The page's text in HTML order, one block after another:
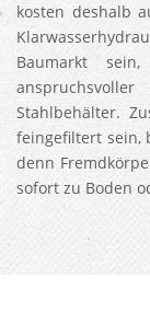
kosten deshalb
Baumarkt
Stahlbehälter.
feingefiltert sein,
denn
sofort zu Boden